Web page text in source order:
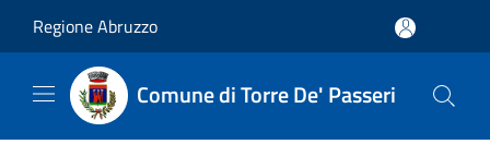
Regione Abruzzo
Comune di Torre De' Passeri